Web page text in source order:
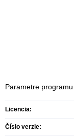
Parametre programu
Licencia:
Číslo verzie: